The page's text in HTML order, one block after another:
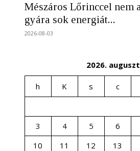
Mészáros Lőrinccel nem
gyára sok energiát...
2026-08-03
2026.
h K s c
3
4 5 6
10
11 12 13